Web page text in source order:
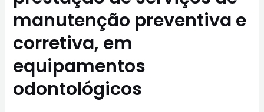
manutenção preventiva e
corretiva, em
equipamentos
odontológicos